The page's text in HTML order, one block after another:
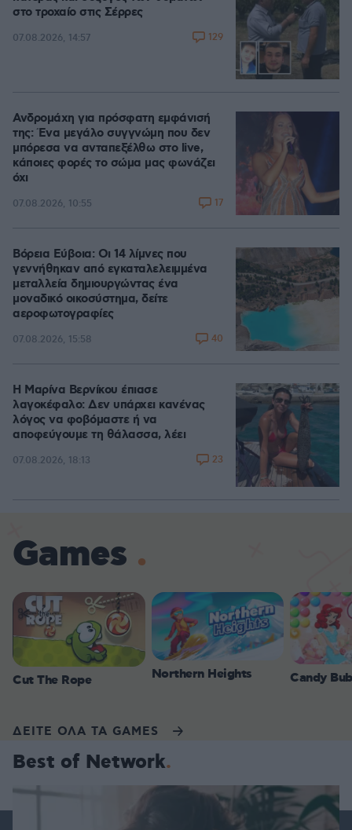
στο τροχαίο στις Σέρρες
07.08.2026, 14:57 129
Ανδρομάχη για πρόσφατη εμφάνισή
της: Ένα μεγάλο συγγνώμη που δεν
μπόρεσα να ανταπεξέλθω στο live,
κάποιες φορές το σώμα μας φωνάζει
όχι
07.08.2026, 10:55 17
Βόρεια Εύβοια: Οι 14 λίμνες που
γεννήθηκαν από εγκαταλελειμμένα
μεταλλεία δημιουργώντας ένα
μοναδικό οικοσύστημα, δείτε
αεροφωτογραφίες
07.08.2026, 15:58 40
Η Μαρίνα Βερνίκου έπιασε
λαγοκέφαλο: Δεν υπάρχει κανένας
λόγος να φοβόμαστε ή να
αποφεύγουμε τη θάλασσα, λέει
07.08.2026, 18:13 23
Games
Cut The Rope Northern Heights Candy
ΔΕΙΤΕ ΟΛΑ ΤΑ GAMES
Best of Network